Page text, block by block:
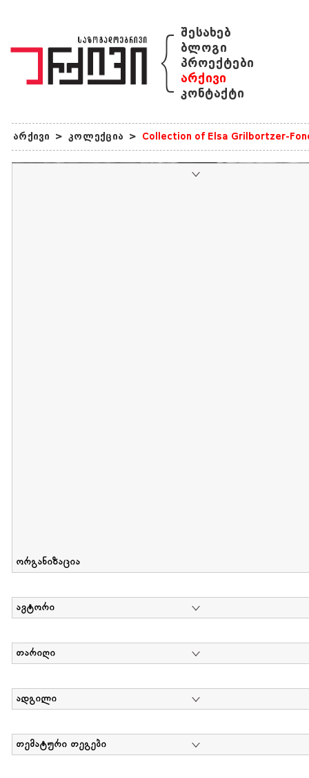
{ შესახებ
ბლოგი
პროექტები
არქივი
კონტაქტი
არქივი > კოლექცია > Collection of Elsa Grilbortzer-
ორგანიზაცია
ავტორი
თარიღი
ადგილი
თემატური თეგები